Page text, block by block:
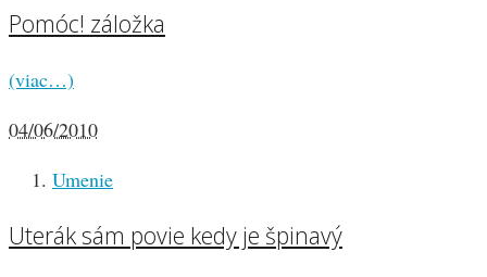
Pomóc! záložka
(viac…)
04/06/2010
Umenie
Uterák sám povie kedy je špinavý